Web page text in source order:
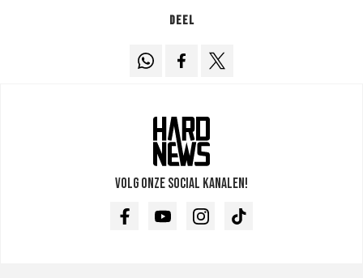
Deel
Volg onze social kanalen!
FacebookYoutubeInstagramTikTok